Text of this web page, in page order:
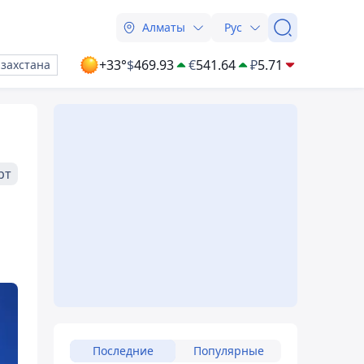
Алматы Рус
+33°$469.93 €541.64 ₽5.71
Последние Популярные